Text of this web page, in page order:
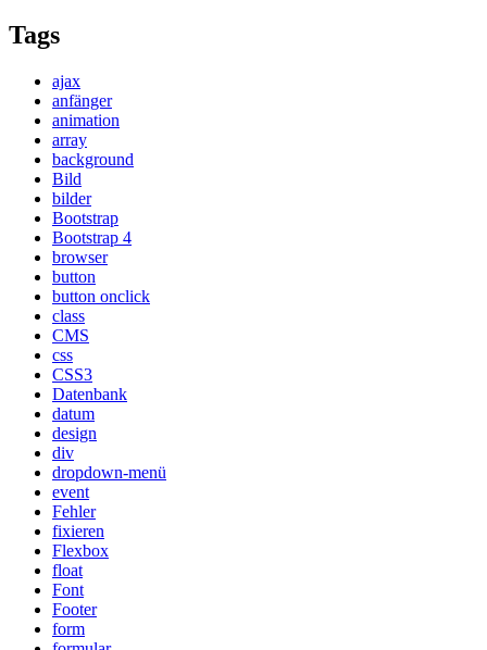
Tags
ajax
anfänger
animation
array
background
Bild
bilder
Bootstrap
Bootstrap 4
browser
button
button onclick
class
CMS
css
CSS3
Datenbank
datum
design
div
dropdown-menü
event
Fehler
fixieren
Flexbox
float
Font
Footer
form